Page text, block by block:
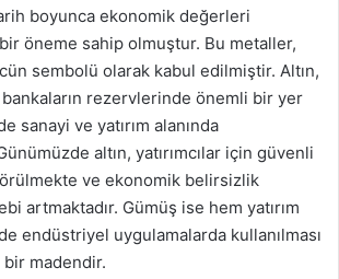
boyunca ekonomik değerleri
öneme sahip olmuştur. Bu metaller,
sembolü olarak kabul edilmiştir. Altın,
rezervlerinde önemli bir yer
sanayi ve yatırım alanında
altın, yatırımcılar için güvenli
ve ekonomik belirsizlik
artmaktadır. Gümüş ise hem yatırım
endüstriyel uygulamalarda kullanılması
madendir.